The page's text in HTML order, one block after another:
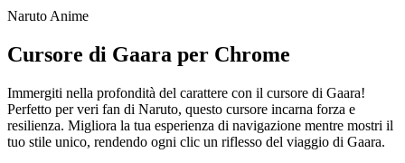
Naruto Anime
Cursore di Gaara per Chrome
Immergiti nella profondità del carattere con il cursore di Gaara!
Perfetto per veri fan di Naruto, questo cursore incarna forza e
resilienza. Migliora la tua esperienza di navigazione mentre mostri il
tuo stile unico, rendendo ogni clic un riflesso del viaggio di Gaara.